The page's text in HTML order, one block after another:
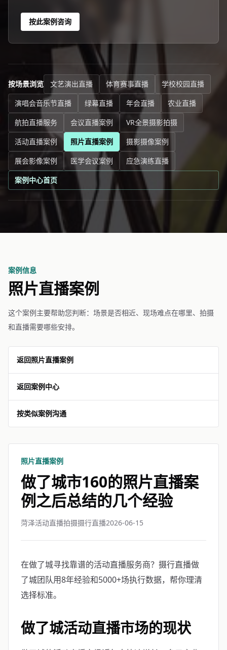
按此案例咨询
按场景浏览 文艺演出直播 体育赛事直播
学校校园直播
演唱会音乐节直播
绿幕直播 年会直播
农业直播
航拍直播服务
会议直播案例
VR全景摄影拍摄
活动直播案例
照片直播案例
摄影摄像案例
展会影像案例
医学会议案例
应急演练直播
案例中心首页
案例信息
照片直播案例
这个案例主要帮助您判断：场景是否相近、现场难点在哪里、拍摄
和直播需要哪些安排。
返回照片直播案例
返回案例中心
按类似案例沟通
照片直播案例
做了城市160的照片直播案
例之后总结的几个经验
菏泽活动直播拍摄摄行直播2026-06-15
在做了城寻找靠谱的活动直播服务商？摄行直播做
了城团队用8年经验和5000+场执行数据，帮你理清
选择标准。
做了城活动直播市场的现状